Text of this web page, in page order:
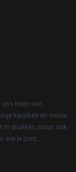
team van
kwaliteit en mooie
te drukken, maar ook
wie je bent.